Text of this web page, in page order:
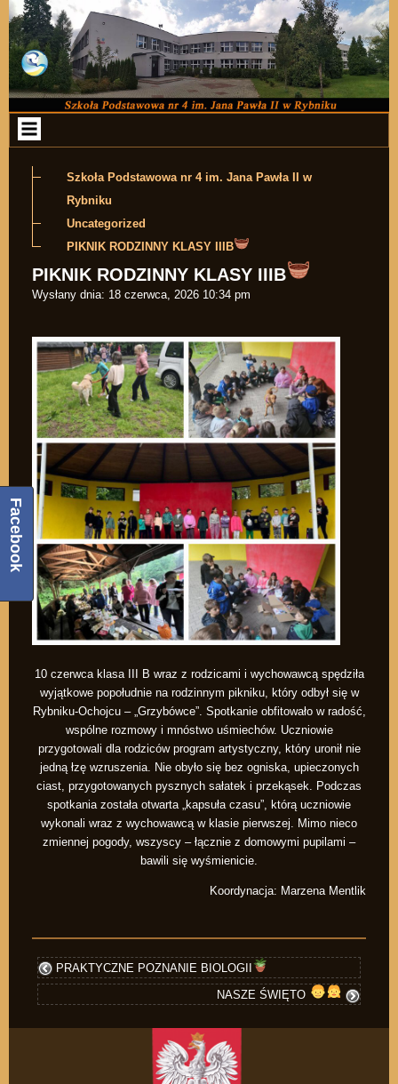
Przejdź do zawartości
Szkoła Podstawowa nr 4 im. Jana Pawła II w
Rybniku
Uncategorized
PIKNIK RODZINNY KLASY IIIB
PIKNIK RODZINNY KLASY IIIB
Wysłany dnia: 18 czerwca, 2026 10:34 pm
10 czerwca klasa III B wraz z rodzicami i wychowawcą spędziła
wyjątkowe popołudnie na rodzinnym pikniku, który odbył się w
Rybniku-Ochojcu – „Grzybówce”. Spotkanie obfitowało w radość,
wspólne rozmowy i mnóstwo uśmiechów. Uczniowie
przygotowali dla rodziców program artystyczny, który uronił nie
jedną łzę wzruszenia. Nie obyło się bez ogniska, upieczonych
ciast, przygotowanych pysznych sałatek i przekąsek. Podczas
spotkania została otwarta „kapsuła czasu”, którą uczniowie
wykonali wraz z wychowawcą w klasie pierwszej. Mimo nieco
zmiennej pogody, wszyscy – łącznie z domowymi pupilami –
bawili się wyśmienicie.
Koordynacja: Marzena Mentlik
PRAKTYCZNE POZNANIE BIOLOGII
NASZE ŚWIĘTO
Facebook